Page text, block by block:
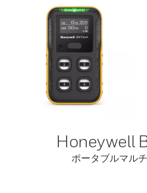
Honeywell
ポータブルマル